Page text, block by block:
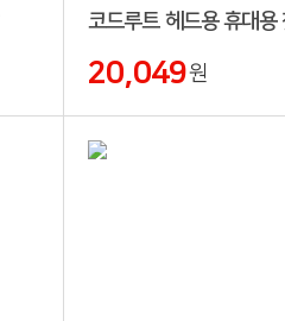
20,049원